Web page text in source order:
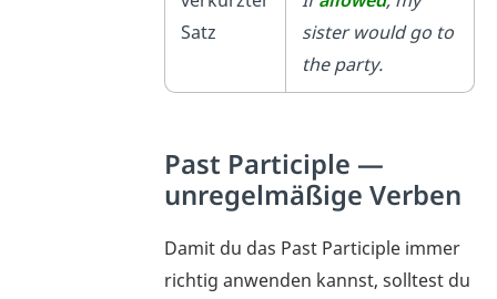
Satz
sister would go to
the party.
Past Participle —
unregelmäßige Verben
Damit du das Past Participle immer
richtig anwenden kannst, solltest du